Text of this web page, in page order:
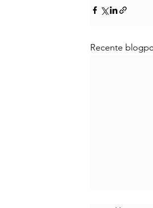
Recente